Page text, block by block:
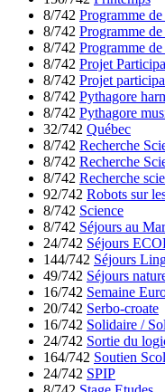
8/742 Programme
8/742 Programme
8/742 Programme
8/742 Projet
8/742 Projet
8/742 Pythagore
8/742 Pythagore
32/742 Québec
8/742 Recherche
8/742 Recherche
8/742 Recherche
92/742 Robots sur
8/742 Science
8/742 Séjours au
24/742 Séjours
144/742 Séjours
49/742 Séjours
16/742 Semaine
20/742 Serbo-croate
16/742 Solidaire /
24/742 Sortie du
164/742 Soutien
24/742 SPIP